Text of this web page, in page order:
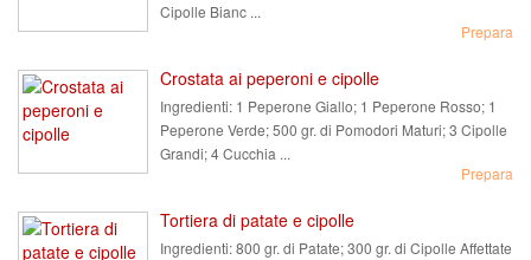
Cipolle Bianc ...
Prepara
Crostata ai peperoni e cipolle
Ingredienti: 1 Peperone Giallo; 1 Peperone Rosso; 1
Peperone Verde; 500 gr. di Pomodori Maturi; 3 Cipolle
Grandi; 4 Cucchia ...
Prepara
Tortiera di patate e cipolle
Ingredienti:800 gr. di Patate; 300 gr. di Cipolle Affettate